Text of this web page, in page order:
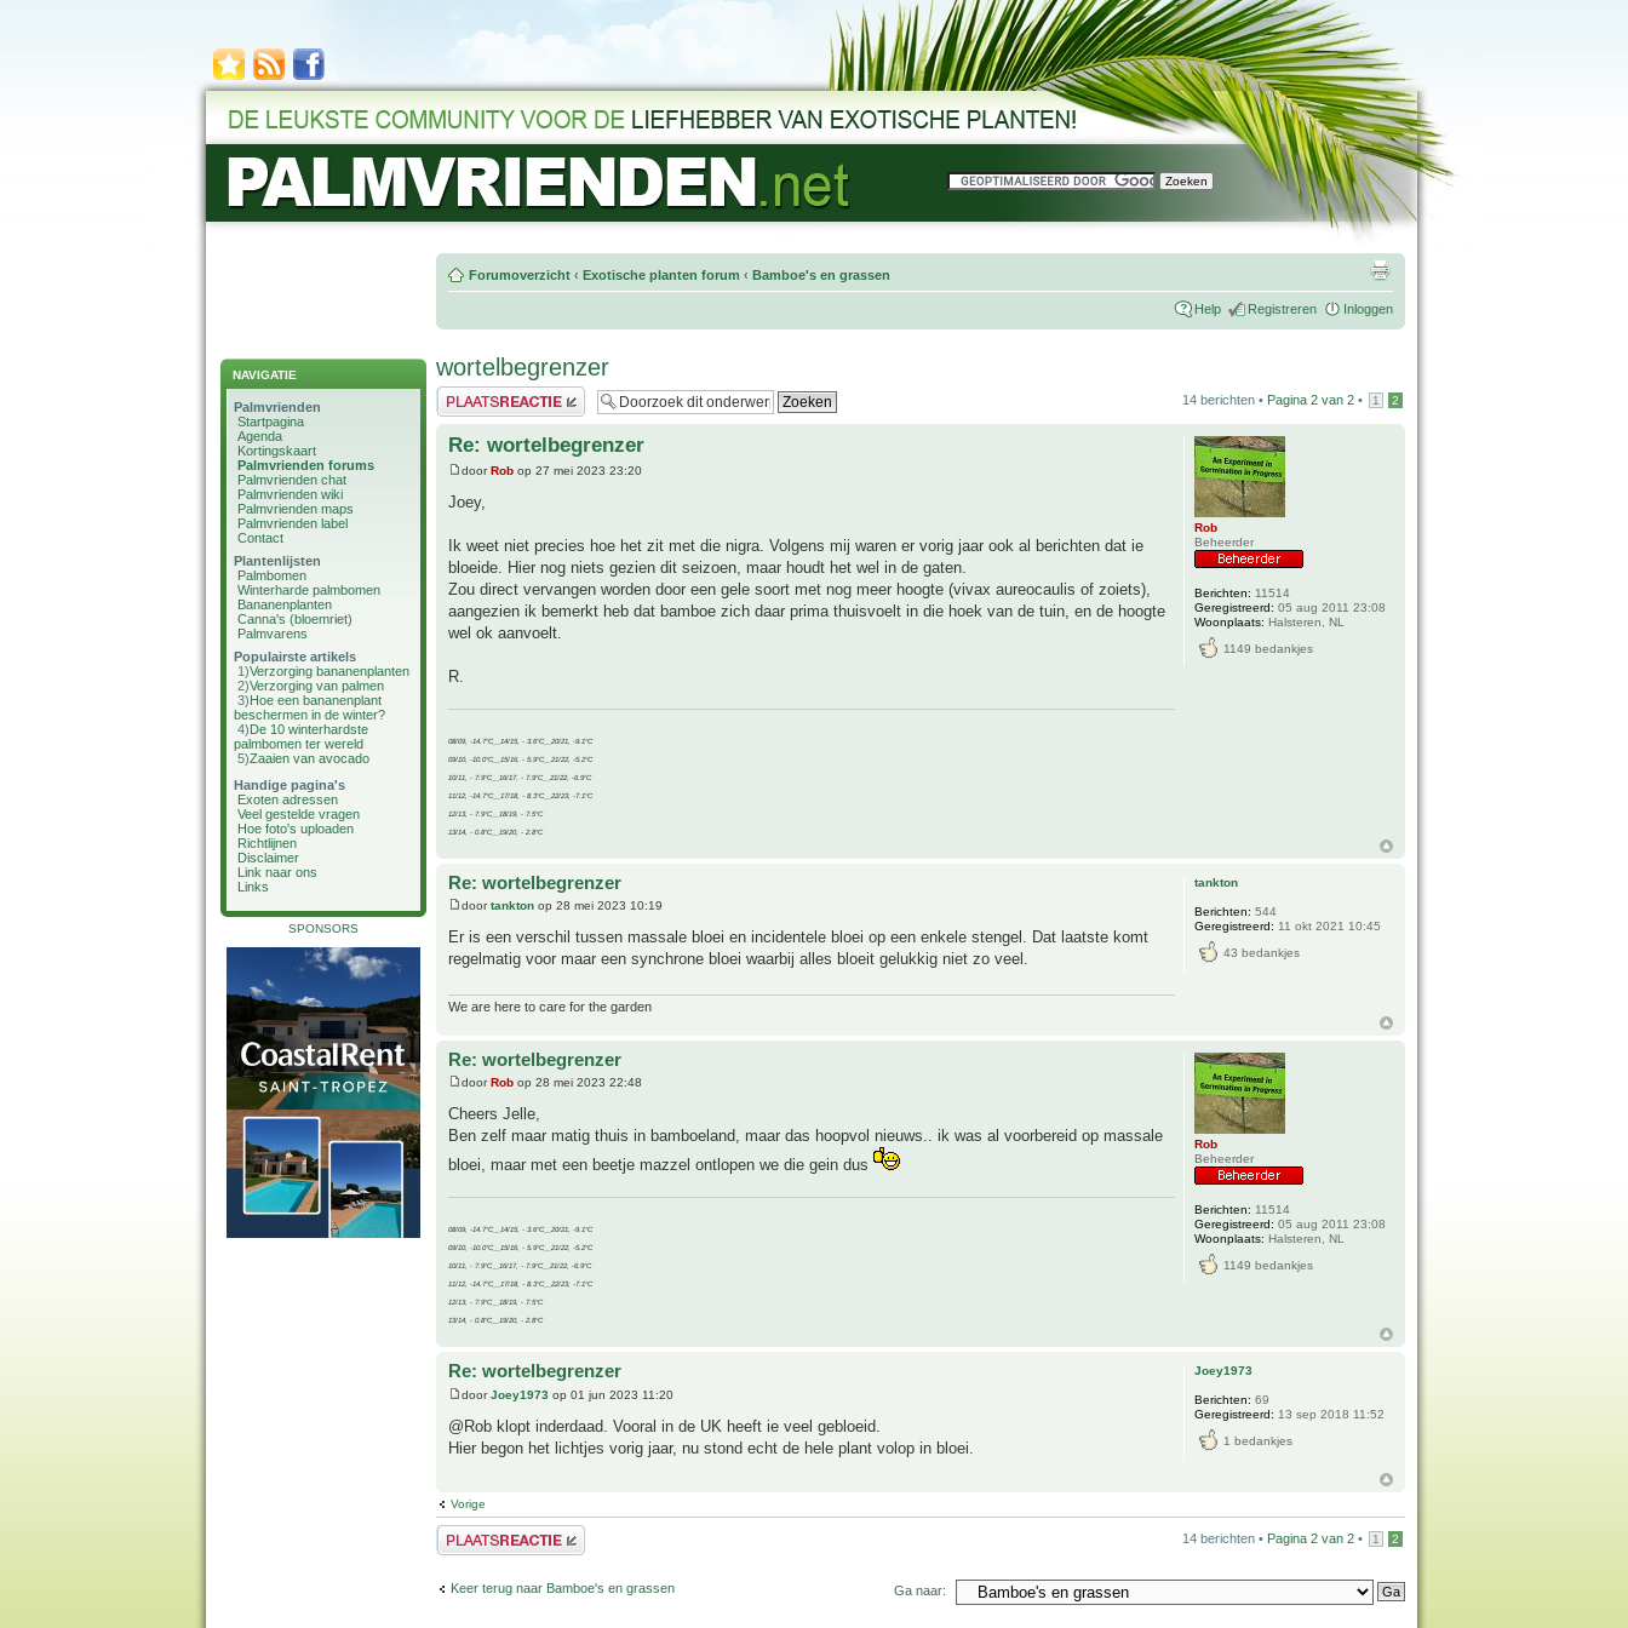
NAVIGATIE
Palmvrienden
Startpagina
Agenda
Kortingskaart
Palmvrienden forums
Palmvrienden chat
Palmvrienden wiki
Palmvrienden maps
Palmvrienden label
Contact
Plantenlijsten
Palmbomen
Winterharde palmbomen
Bananenplanten
Canna's (bloemriet)
Palmvarens
Populairste artikels
1)Verzorging bananenplanten
2)Verzorging van palmen
3)Hoe een bananenplant
beschermen in de winter?
4)De 10 winterhardste
palmbomen ter wereld
5)Zaaien van avocado
Handige pagina's
Exoten adressen
Veel gestelde vragen
Hoe foto's uploaden
Richtlijnen
Disclaimer
Link naar ons
Links
SPONSORS
Forumoverzicht ‹ Exotische planten forum ‹ Bamboe's en grassen
Help Registreren Inloggen
wortelbegrenzer
Plaats een reactie 14 berichten • Pagina 2 van 2 • 1 2
Re: wortelbegrenzer
doorRob op 27 mei 2023 23:20
Joey,
Ik weet niet precies hoe het zit met die nigra. Volgens mij waren er vorig jaar ook al berichten dat ie
bloeide. Hier nog niets gezien dit seizoen, maar houdt het wel in de gaten.
Zou direct vervangen worden door een gele soort met nog meer hoogte (vivax aureocaulis of zoiets),
aangezien ik bemerkt heb dat bamboe zich daar prima thuisvoelt in die hoek van de tuin, en de hoogte
wel ok aanvoelt.
R.
08/09, -14.7°C__14/15, - 3.6°C__20/21, -9.1°C
09/10, -10.0°C__15/16, - 5.9°C__21/22, -5.2°C
10/11, - 7.9°C__16/17, - 7.9°C__21/22, -6.9°C
11/12, -14.7°C__17/18, - 8.3°C__22/23, -7.1°C
12/13, - 7.9°C__18/19, - 7.5°C
13/14, - 0.8°C__19/20, - 2.8°C
Rob
Beheerder
Berichten: 11514
Geregistreerd: 05 aug 2011 23:08
Woonplaats: Halsteren, NL
1149 bedankjes
Re: wortelbegrenzer
doortankton op 28 mei 2023 10:19
Er is een verschil tussen massale bloei en incidentele bloei op een enkele stengel. Dat laatste komt
regelmatig voor maar een synchrone bloei waarbij alles bloeit gelukkig niet zo veel.
We are here to care for the garden
tankton
Berichten: 544
Geregistreerd: 11 okt 2021 10:45
43 bedankjes
Re: wortelbegrenzer
door Rob op 28 mei 2023 22:48
Cheers Jelle,
Ben zelf maar matig thuis in bamboeland, maar das hoopvol nieuws.. ik was al voorbereid op massale
bloei, maar met een beetje mazzel ontlopen we die gein dus
08/09, -14.7°C__14/15, - 3.6°C__20/21, -9.1°C
09/10, -10.0°C__15/16, - 5.9°C__21/22, -5.2°C
10/11, - 7.9°C__16/17, - 7.9°C__21/22, -6.9°C
11/12, -14.7°C__17/18, - 8.3°C__22/23, -7.1°C
12/13, - 7.9°C__18/19, - 7.5°C
13/14, - 0.8°C__19/20, - 2.8°C
Rob
Beheerder
Berichten: 11514
Geregistreerd: 05 aug 2011 23:08
Woonplaats: Halsteren, NL
1149 bedankjes
Re: wortelbegrenzer
doorJoey1973 op 01 jun 2023 11:20
@Rob klopt inderdaad. Vooral in de UK heeft ie veel gebloeid.
Hier begon het lichtjes vorig jaar, nu stond echt de hele plant volop in bloei.
Joey1973
Berichten: 69
Geregistreerd: 13 sep 2018 11:52
1 bedankjes
Vorige
Plaats een reactie 14 berichten • Pagina 2 van 2 • 1 2
Keer terug naar Bamboe's en grassen Ga naar: